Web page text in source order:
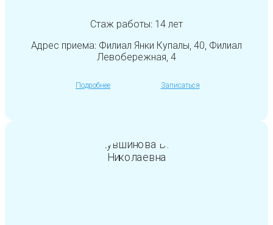
Стаж работы: 14 лет
Адрес приема: Филиал Янки Купалы, 40, Филиал
Левобережная, 4
Подробнее Записаться